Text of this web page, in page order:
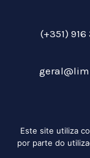
(+351) 916
Livro de Reclamações
Chaminés Viana
Este site utiliza
por parte do